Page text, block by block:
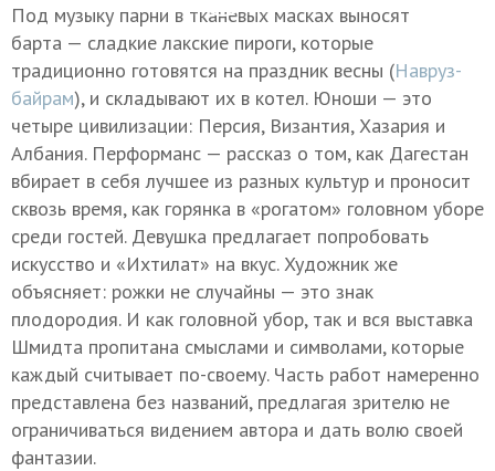
Под музыку парни в тканевых масках выносят
барта — сладкие лакские пироги, которые
традиционно готовятся на праздник весны (Навруз-
байрам), и складывают их в котел. Юноши — это
четыре цивилизации: Персия, Византия, Хазария и
Албания. Перформанс — рассказ о том, как Дагестан
вбирает в себя лучшее из разных культур и проносит
сквозь время, как горянка в «рогатом» головном уборе
среди гостей. Девушка предлагает попробовать
искусство и «Ихтилат» на вкус. Художник же
объясняет: рожки не случайны — это знак
плодородия. И как головной убор, так и вся выставка
Шмидта пропитана смыслами и символами, которые
каждый считывает по-своему. Часть работ намеренно
представлена без названий, предлагая зрителю не
ограничиваться видением автора и дать волю своей
фантазии.